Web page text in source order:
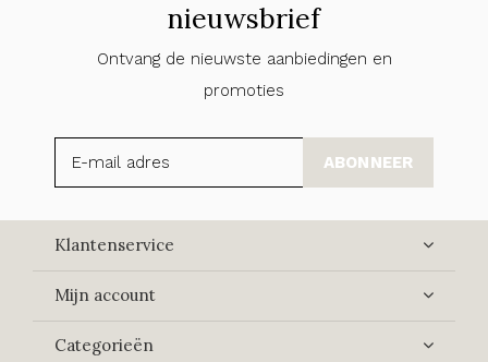
nieuwsbrief
Ontvang de nieuwste aanbiedingen en
promoties
ABONNEER
Klantenservice
Mijn account
Categorieën